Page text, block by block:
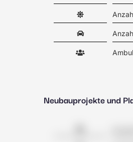
Neubauprojekte und